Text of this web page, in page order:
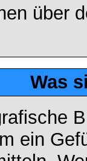
über
Was
ein